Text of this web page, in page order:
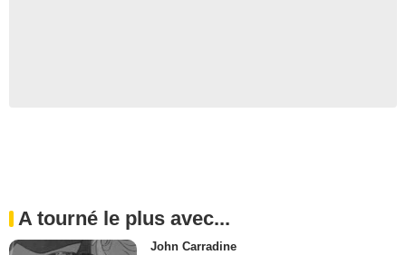
A tourné le plus avec...
John Carradine